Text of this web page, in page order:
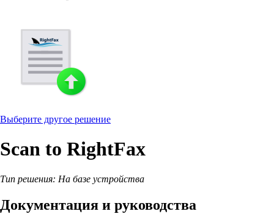
Выберите другое решение
Scan to RightFax
Тип решения: На базе устройства
Документация и руководства